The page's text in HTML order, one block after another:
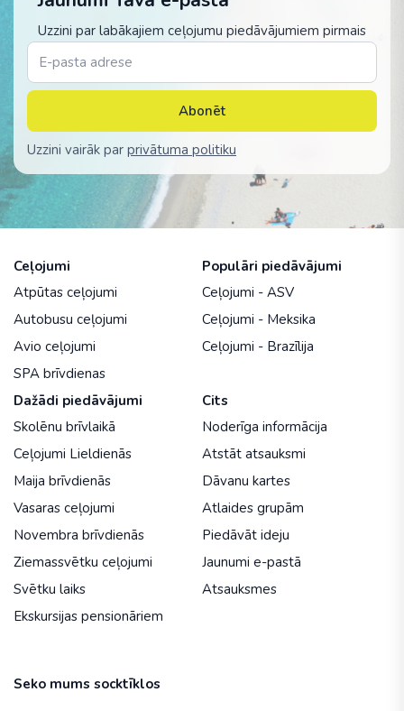
Uzzini par labākajiem ceļojumu piedāvājumiem pirmais
Abonēt
Uzzini vairāk par privātuma politiku
Ceļojumi
Atpūtas ceļojumi
Autobusu ceļojumi
Avio ceļojumi
SPA brīvdienas
Populāri piedāvājumi
Ceļojumi - ASV
Ceļojumi - Meksika
Ceļojumi - Brazīlija
Dažādi piedāvājumi
Skolēnu brīvlaikā
Ceļojumi Lieldienās
Maija brīvdienās
Vasaras ceļojumi
Novembra brīvdienās
Ziemassvētku ceļojumi
Svētku laiks
Ekskursijas pensionāriem
Cits
Noderīga informācija
Atstāt atsauksmi
Dāvanu kartes
Atlaides grupām
Piedāvāt ideju
Jaunumi e-pastā
Atsauksmes
Seko mums socktīklos